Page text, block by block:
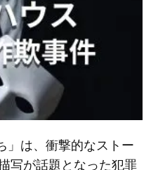
」は、衝撃的なストー
写が話題となった犯罪